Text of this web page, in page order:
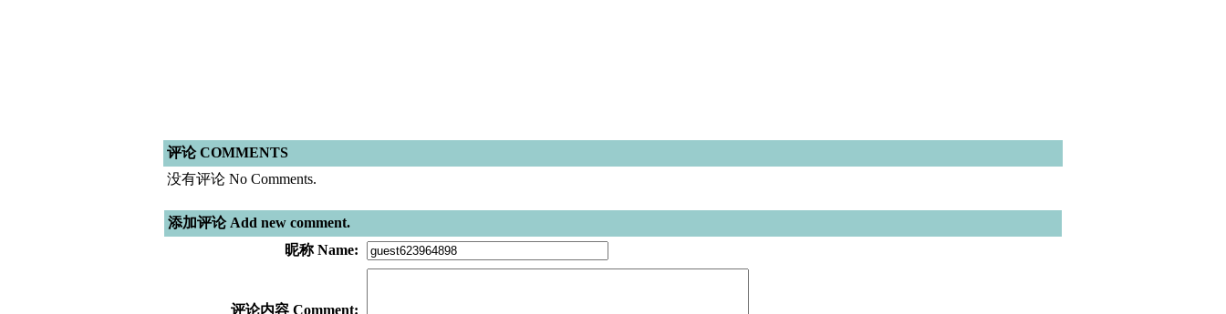
评论 COMMENTS
没有评论 No Comments.
添加评论 Add new comment.
昵称 Name:
评论内容 Comment: